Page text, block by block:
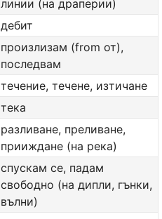
линии (на драперии)
дебит
произлизам (from от),
последвам
течение, течене, изтичане
тека
разливане, преливане,
прииждане (на река)
спускам се, падам
свободно (на дипли, гънки,
вълни)